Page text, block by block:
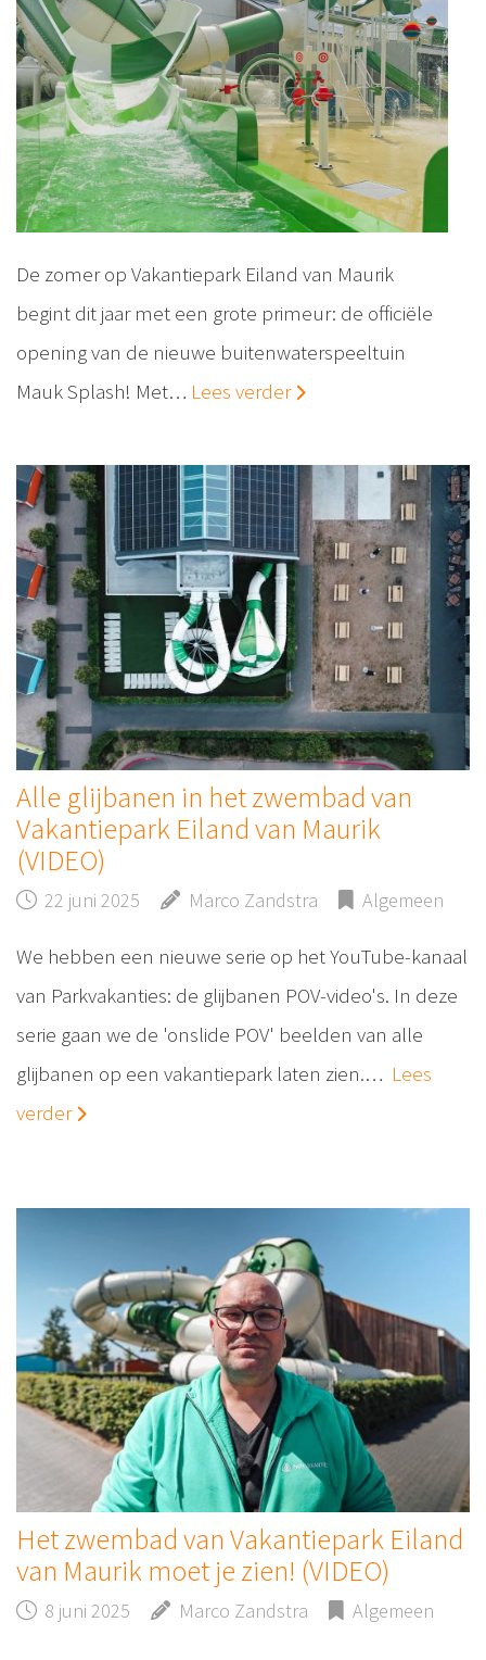
De zomer op Vakantiepark Eiland van Maurik
begint dit jaar met een grote primeur: de officiële
opening van de nieuwe buitenwaterspeeltuin
Mauk Splash! Met… Lees verder
Alle glijbanen in het zwembad van
Vakantiepark Eiland van Maurik
(VIDEO)
22 juni 2025 Marco Zandstra Algemeen
We hebben een nieuwe serie op het YouTube-kanaal
van Parkvakanties: de glijbanen POV-video's. In deze
serie gaan we de 'onslide POV' beelden van alle
glijbanen op een vakantiepark laten zien.… Lees
verder
Het zwembad van Vakantiepark Eiland
van Maurik moet je zien! (VIDEO)
8 juni 2025 Marco Zandstra Algemeen